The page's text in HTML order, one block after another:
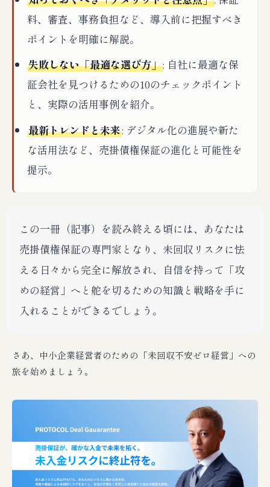
料、審査、事務負担など、導入前に把握すべき
ポイントを明確に解説。
失敗しない「最適な選び方」: 自社に最適な保
証会社を見つけるための10のチェックポイント
と、実際の活用事例を紹介。
最新トレンドと未来: デジタル化の進展や新た
な活用法など、売掛債権保証の進化と可能性を
提示。
この一冊（記事）を読み終える頃には、あなたは
売掛債権保証の専門家となり、未回収リスクに怯
える日々から完全に解放され、自信を持って「攻
めの経営」へと舵を切るための知識と戦略を手に
入れることができるでしょう。
さあ、中小企業経営者のための「未回収不安ゼロ経営」への
旅を始めましょう。